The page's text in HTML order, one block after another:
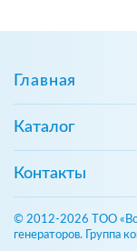
Главная
Каталог
Контакты
© 2012-2026 ТОО
генераторов. Группа